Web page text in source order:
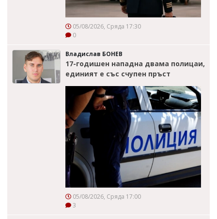
05/08/2026, Сряда 17:30
0
Владислав БОНЕВ
17-годишен нападна двама полицаи,
единият е със счупен пръст
05/08/2026, Сряда 17:00
3